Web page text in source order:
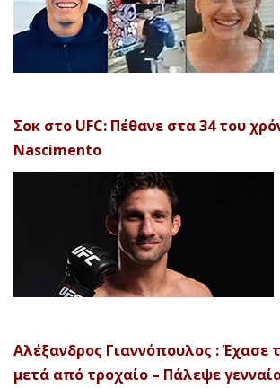
Σοκ στο UFC: Πέθανε στα 34 του
Nascimento
Αλέξανδρος Γιαννόπουλος : Έχασε
μετά από τροχαίο – Πάλεψε